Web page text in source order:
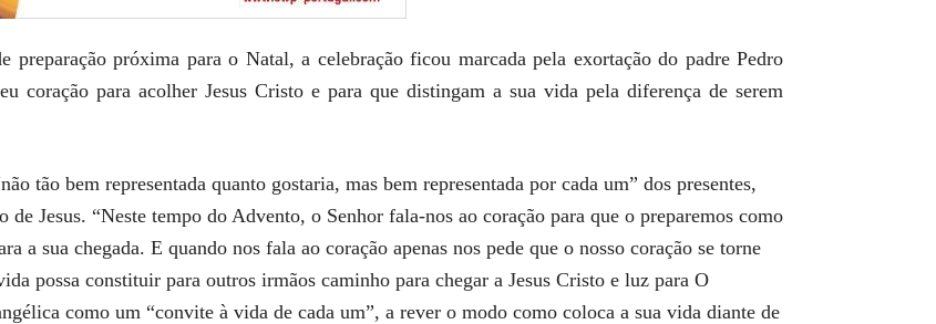
próxima para o Natal, a celebração ficou marcada pela exortação do padre Pedro
coração para acolher Jesus Cristo e para que distingam a sua vida pela diferença de serem
tão bem representada quanto gostaria, mas bem representada por cada um” dos presentes,
Jesus. “Neste tempo do Advento, o Senhor fala-nos ao coração para que o preparemos como
a sua chegada. E quando nos fala ao coração apenas nos pede que o nosso coração se torne
possa constituir para outros irmãos caminho para chegar a Jesus Cristo e luz para O
como um “convite à vida de cada um”, a rever o modo como coloca a sua vida diante de